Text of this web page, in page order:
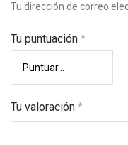
Tu dirección de correo
Tu puntuación *
Tu valoración *